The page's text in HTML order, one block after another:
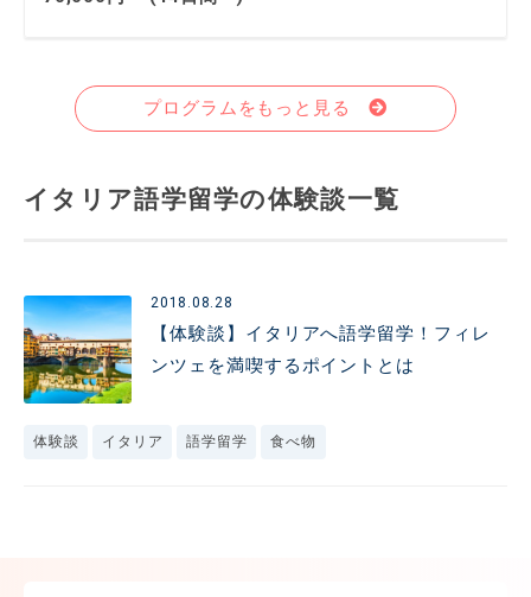
プログラムをもっと見る
イタリア語学留学の体験談一覧
2018.08.28
【体験談】イタリアへ語学留学！フィレ
ンツェを満喫するポイントとは
体験談 イタリア 語学留学 食べ物